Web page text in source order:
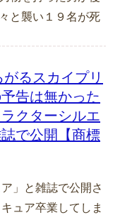
と襲い１９名が死
るスカイプリ
告は無かった
クターシルエ
で公開【商標
」と雑誌で公開さ
ュア卒業してしま